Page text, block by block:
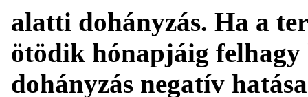
alatti dohányzás. Ha a
ötödik hónapjáig felhagy
dohányzás negatív